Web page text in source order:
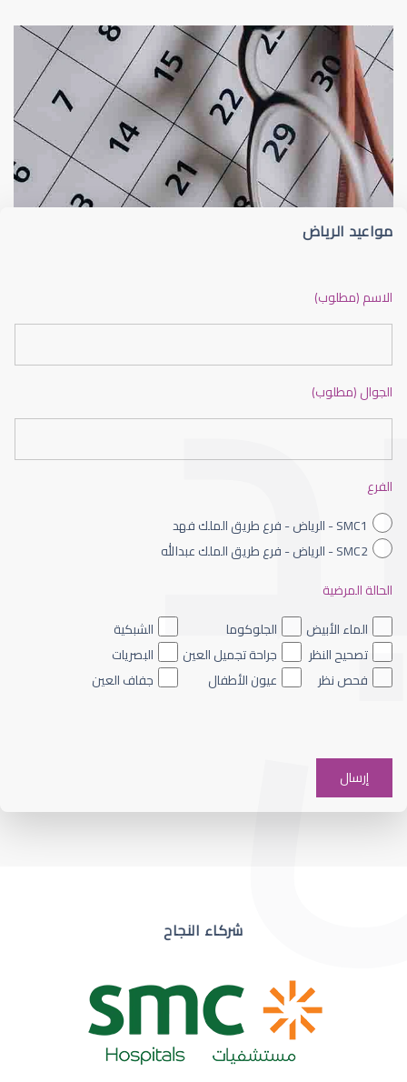
قلوبال لرعاية العين ضعف نظر
ضعف نظر الاطفال
ضعف نظر العين اليسرى
ضعف نظر مفاجئ
مواعيد الرياض
الاسم (مطلوب)
الجوال (مطلوب)
الفرع
SMC1 - الرياض - فرع طريق الملك فهد
SMC2 - الرياض - فرع طريق الملك عبدالله
الحالة المرضية
الماء الأبيض
الجلوكوما
الشبكية
تصحيح النظر
جراحة تجميل العين
البصريات
فحص نظر
عيون الأطفال جفاف العين
شركاء النجاح